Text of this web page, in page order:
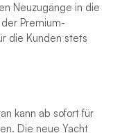
Neuzugänge in die
Premium-
die Kunden stets
kann ab sofort für
Die neue Yacht